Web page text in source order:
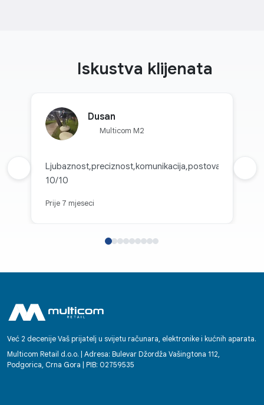
Iskustva klijenata
Dusan
Multicom M2
Ljubaznost,preciznost,komunikacija,postovanje
10/10
Prije 7 mjeseci
Prethodna recenzija
Već 2 decenije Vaš prijatelj u svijetu računara, elektronike i kućnih aparata.
Multicom Retail d.o.o. | Adresa: Bulevar Džordža Vašingtona 112,
Podgorica, Crna Gora | PIB: 02759535